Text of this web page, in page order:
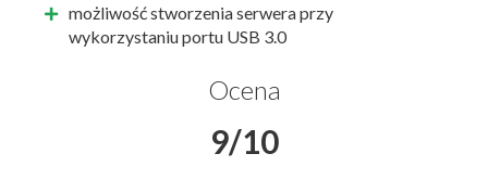
możliwość stworzenia serwera przy
wykorzystaniu portu USB 3.0
Ocena
9/10